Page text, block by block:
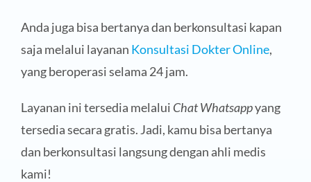
Anda juga bisa bertanya dan berkonsultasi kapan
saja melalui layanan Konsultasi Dokter Online,
yang beroperasi selama 24 jam.
Layanan ini tersedia melalui Chat Whatsappyang
tersedia secara gratis. Jadi, kamu bisa bertanya
dan berkonsultasi langsung dengan ahli medis
kami!